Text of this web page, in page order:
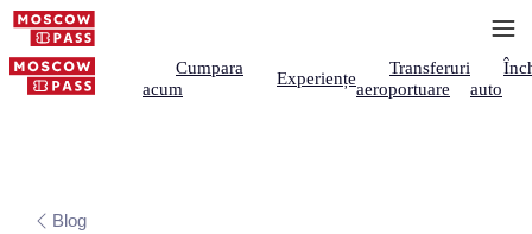
Cumpara
acum
Experiențe
Transferuri
aeroportuare
auto
Blog